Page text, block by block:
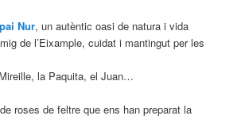
Nur, un autèntic oasi de natura i vida
de l’Eixample, cuidat i mantingut per les
la Paquita, el Juan…
roses de feltre que ens han preparat la